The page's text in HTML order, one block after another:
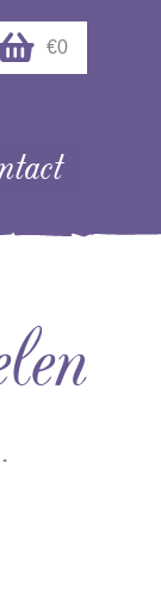
€0